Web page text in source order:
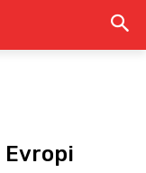
Evropi